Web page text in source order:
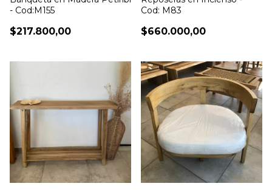
- Cod:M155
$217.800,00
Cod: M83
$660.000,00